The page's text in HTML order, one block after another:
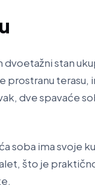
dvoetažni stan
prostranu terasu,
dve spavaće
soba ima svoje
što je